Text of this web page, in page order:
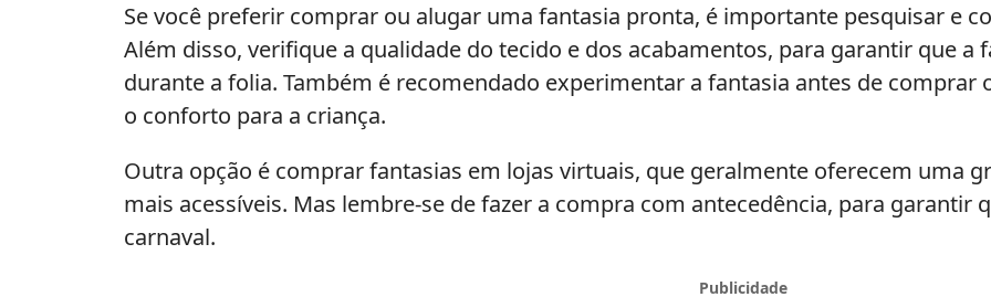
Se você preferir comprar ou alugar uma fantasia pronta, é importante pesquisar e
Além disso, verifique a qualidade do tecido e dos acabamentos, para garantir que a
durante a folia. Também é recomendado experimentar a fantasia antes de comprar
o conforto para a criança.
Outra opção é comprar fantasias em lojas virtuais, que geralmente oferecem uma
mais acessíveis. Mas lembre-se de fazer a compra com antecedência, para garantir
carnaval.